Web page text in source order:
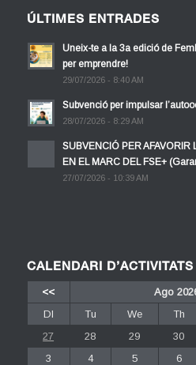
ÚLTIMES ENTRADES
Uneix-te a la 3a edició de
per emprendre!
29/07/2026 - 8:40 AM
Subvenció per impulsar
28/07/2026 - 8:29 AM
SUBVENCIÓ PER AFAVORIR
EN EL MARC DEL FSE+
27/07/2026 - 10:39 AM
CALENDARI D’ACTIVITATS
<< Ago
Dl
Tu We Th
27
28 29 30
3
4 5 6